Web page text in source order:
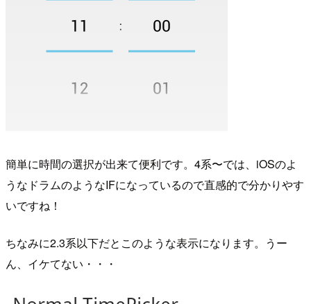
簡単に時間の選択が出来て便利です。4系〜では、iOSのよ
うなドラムのようなIFになっているので直感的で分かりやす
いですね！
ちなみに2.3系以下だとこのような表示になります。うー
ん、イケてない・・・